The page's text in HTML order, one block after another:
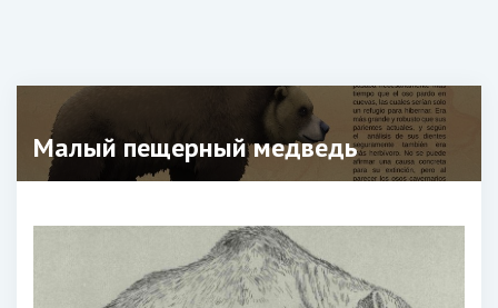
Малый пещерный медведь